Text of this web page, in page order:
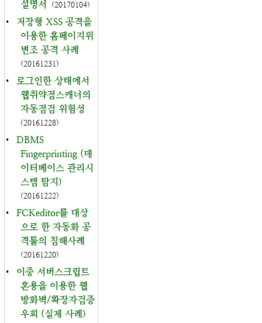
설명서
(20170104)
•
저장형 XSS 공격을
이용한 홈페이지위
변조 공격 사례
(20161231)
•
로그인한 상태에서
웹취약점스캐너의
자동점검 위험성
(20161228)
•
DBMS
Fingerprinting (데
이터베이스 관리시
스템 탐지)
(20161222)
•
FCKeditor를 대상
으로 한 자동화 공
격툴의 침해사례
(20161220)
•
이중 서버스크립트
혼용을 이용한 웹
방화벽/확장자검증
우회 (실제 사례)